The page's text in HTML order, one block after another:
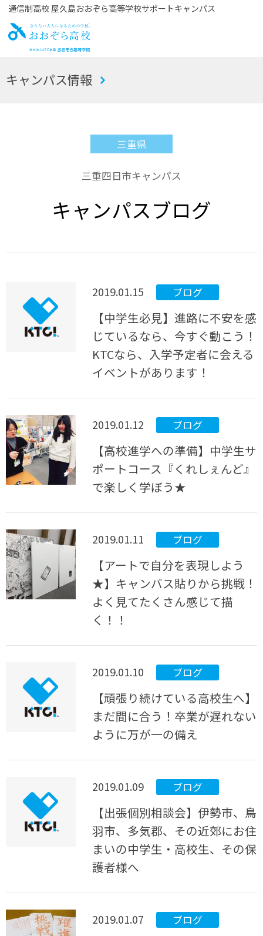
通信制高校 屋久島おおぞら高等学校サポートキャンパス
お
キャンパス情報
三重県
三重四日市キャンパス
キャンパスブログ
2019.01.15 ブログ
【中学生必見】進路に不安を感
じているなら、今すぐ動こう！
KTCなら、入学予定者に会える
イベントがあります！
2019.01.12 ブログ
【高校進学への準備】中学生サ
ポートコース『くれしぇんど』
で楽しく学ぼう★
2019.01.11 ブログ
【アートで自分を表現しよう
★】キャンバス貼りから挑戦！
よく見てたくさん感じて描
く！！
2019.01.10 ブログ
【頑張り続けている高校生へ】
まだ間に合う！卒業が遅れない
ように万が一の備え
2019.01.09 ブログ
【出張個別相談会】伊勢市、鳥
羽市、多気郡、その近郊にお住
まいの中学生・高校生、その保
護者様へ
2019.01.07 ブログ